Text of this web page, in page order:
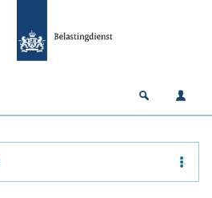
Open